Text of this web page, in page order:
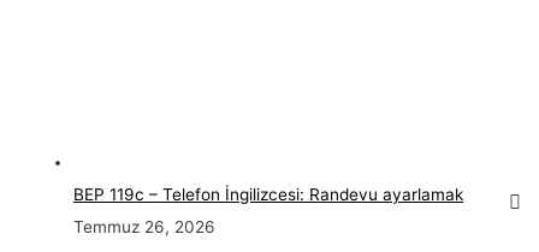
BEP 119c – Telefon İngilizcesi: Randevu ayarlamak
Temmuz 26, 2026